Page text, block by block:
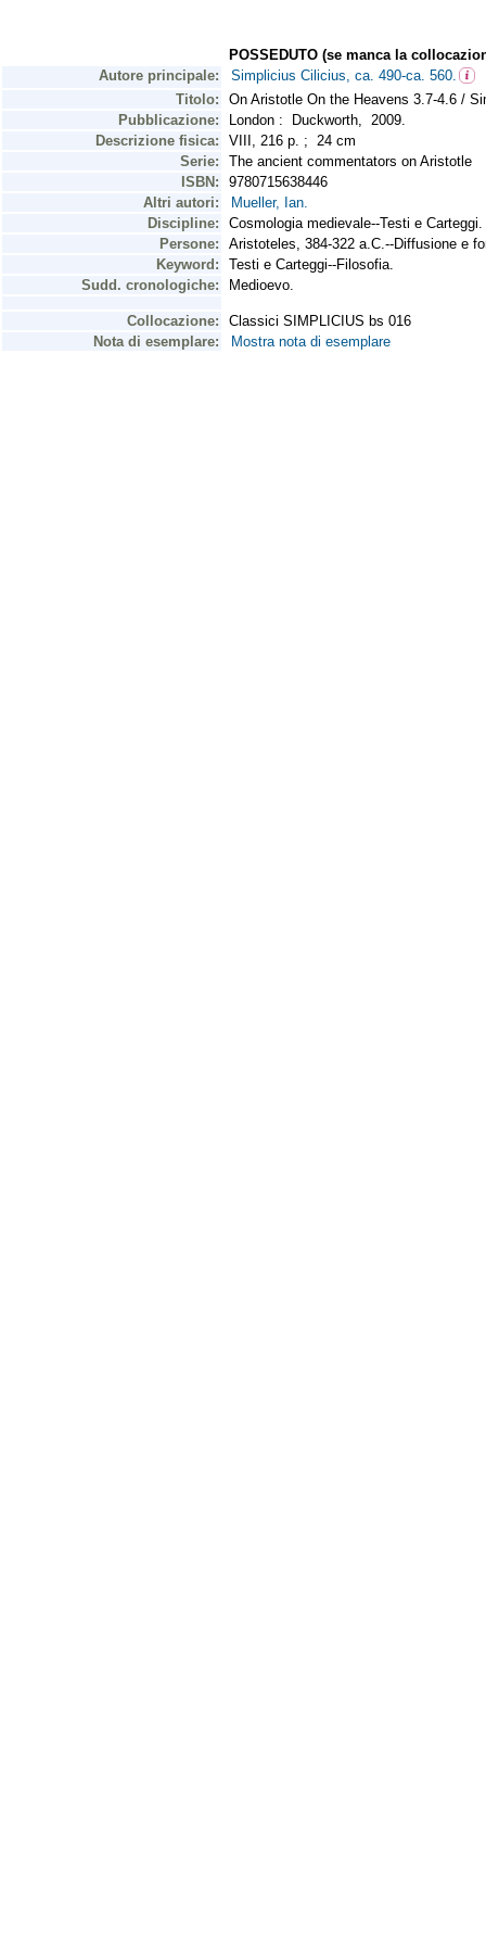
POSSEDUTO (se manca la
Autore principale:
Simplicius Cilicius, ca. 490-ca. 560.
Titolo:
On Aristotle On the Heavens 3.7-4.6 /
Pubblicazione:
London : Duckworth, 2009.
Descrizione fisica:
VIII, 216 p. ; 24 cm
Serie:
The ancient commentators on Aristotle
ISBN:
9780715638446
Altri autori:
Mueller, Ian.
Discipline:
Cosmologia medievale--Testi e Carteggi.
Persone:
Aristoteles, 384-322 a.C.--Diffusione e
Keyword:
Testi e Carteggi--Filosofia.
Sudd. cronologiche:
Medioevo.
Collocazione:
Classici SIMPLICIUS bs 016
Nota di esemplare:
Mostra nota di esemplare